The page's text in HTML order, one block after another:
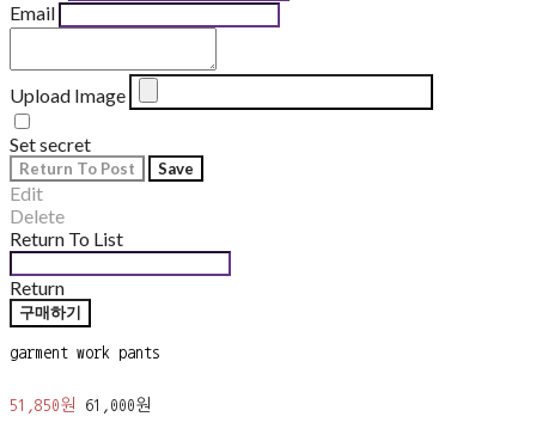
Email
Upload Image
Set secret
Return To Post Save
Edit
Delete
Return To List
Return
구매하기
garment work pants
51,850원 61,000원